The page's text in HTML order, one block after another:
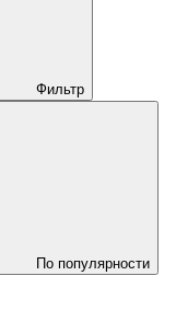
Фильтр
По популярности